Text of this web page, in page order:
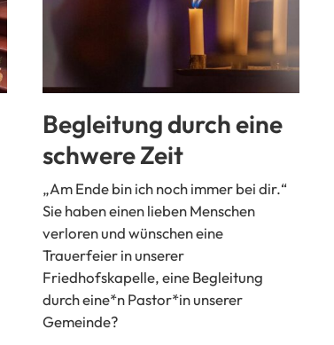
Begleitung durch eine
schwere Zeit
„Am Ende bin ich noch immer bei dir.“
Sie haben einen lieben Menschen
verloren und wünschen eine
Trauerfeier in unserer
Friedhofskapelle, eine Begleitung
durch eine*n Pastor*in unserer
Gemeinde?